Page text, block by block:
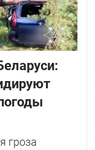
гроза